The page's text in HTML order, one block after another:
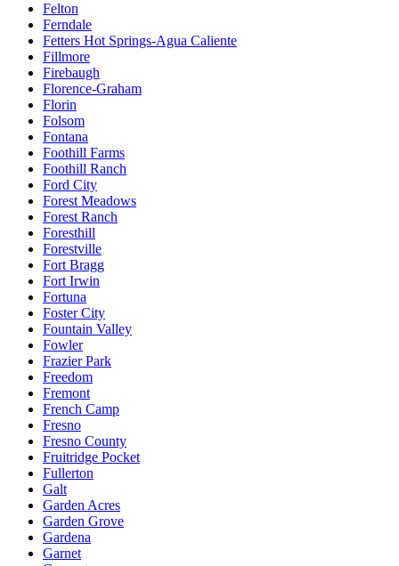
Felton
Ferndale
Fetters Hot Springs-Agua Caliente
Fillmore
Firebaugh
Florence-Graham
Florin
Folsom
Fontana
Foothill Farms
Foothill Ranch
Ford City
Forest Meadows
Forest Ranch
Foresthill
Forestville
Fort Bragg
Fort Irwin
Fortuna
Foster City
Fountain Valley
Fowler
Frazier Park
Freedom
Fremont
French Camp
Fresno
Fresno County
Fruitridge Pocket
Fullerton
Galt
Garden Acres
Garden Grove
Gardena
Garnet